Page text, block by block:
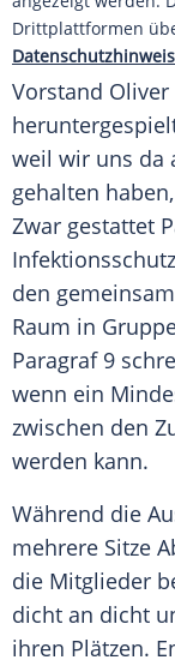
Drittplattformen
Vorstand
weil wir uns da
gehalten
Zwar gestattet
den
Raum in
Paragraf 9
wenn ein
zwischen den
werden kann.
Während die
mehrere Sitze
die Mitglieder
dicht an dicht
ihren Plätzen.